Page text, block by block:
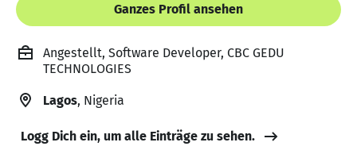
Ganzes Profil ansehen
Angestellt, Software Developer, CBC GEDU
TECHNOLOGIES
Lagos, Nigeria
Logg Dich ein, um alle Einträge zu sehen.